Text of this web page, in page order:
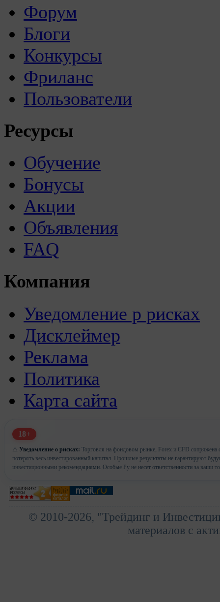
Форум
Блоги
Конкурсы
Фриланс
Пользователи
Ресурсы
Обучение
Бонусы
Акции
Объявления
FAQ
Компания
Уведомление р рисках
Дисклеймер
Реклама
Политика
Карта сайта
18+
⚠️ Уведомление о рисках: Торговля на фондовом рынке, Forex и CFD сопряжена
потерять весь инвестированный капитал. Прошлые результаты не гарантируют
инвестиционными рекомендациями. Особые Ру не несет ответственности за ваши
© 2010-2026, "Трейдинг и
материалов с